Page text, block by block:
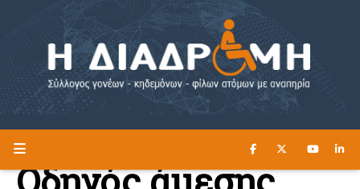
Η ΔΙΑΔΡΟΜΗ ΔΙΑΒΑΣΤΕ ΕΔΩ ►